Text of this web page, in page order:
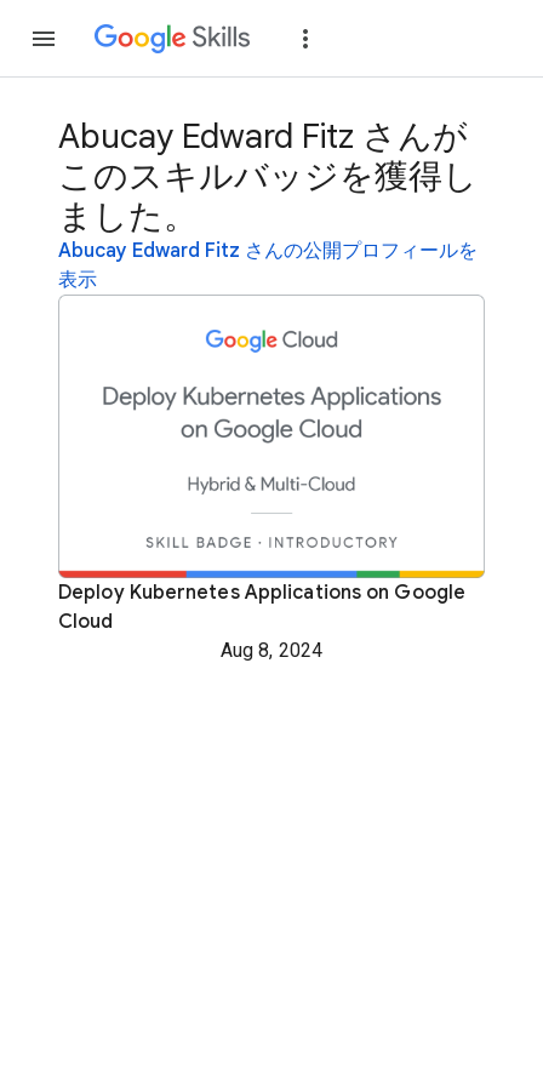
Abucay Edward Fitz さんが
このスキルバッジを獲得し
ました。
Abucay Edward Fitz さんの公開プロフィールを
表示